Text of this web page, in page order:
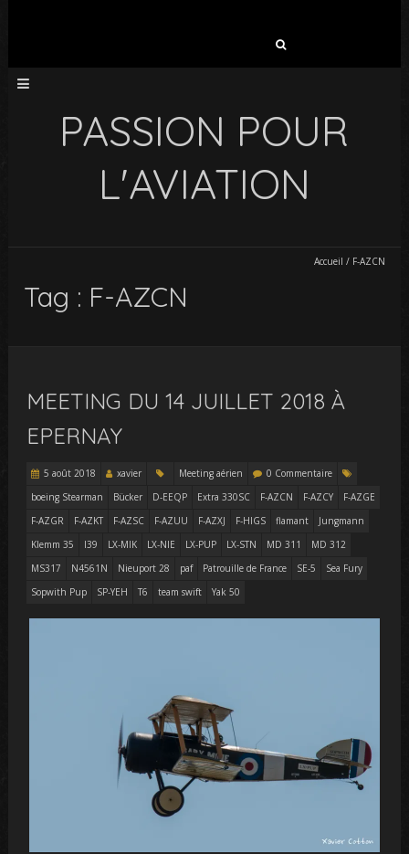
PASSION POUR
L'AVIATION
Accueil / F-AZCN
Tag : F-AZCN
MEETING DU 14 JUILLET 2018 À
EPERNAY
5 août 2018 xavier Meeting aérien
0 Commentaire
boeing Stearman
Bücker D-EEQP Extra 330SC F-AZCN F-AZCY
F-AZGE
F-AZGR
F-AZKT F-AZSC F-AZUU F-AZXJ F-HIGS flamant
Jungmann
Klemm 35
l39 LX-MIK LX-NIE LX-PUP LX-STN MD 311
MD 312
MS317
N4561N Nieuport 28 paf Patrouille de France SE-5
Sea Fury
Sopwith Pup
SP-YEH T6 team swift Yak 50